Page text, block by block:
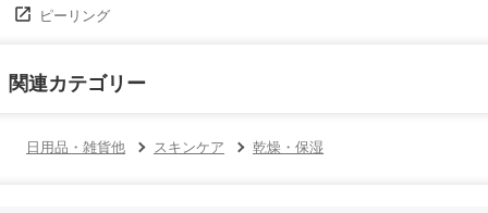
ピーリング
関連カテゴリー
日用品・雑貨他 スキンケア 乾燥・保湿